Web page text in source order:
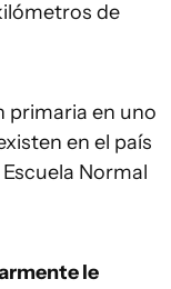
de
primaria en uno
en el país
Normal
le